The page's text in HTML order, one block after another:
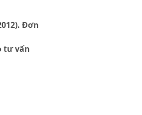
Đơn
tư vấn